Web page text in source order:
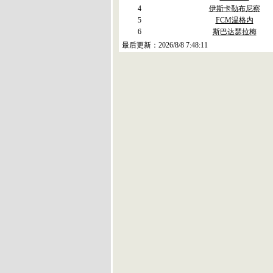
4
伊斯卡勒布尼察
5
FCM温格内
6
斯巴达瑟拉梅
最后更新： 2026/8/8 7:48:11